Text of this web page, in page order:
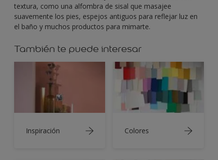
textura, como una alfombra de sisal que masajee
suavemente los pies, espejos antiguos para reflejar luz en
el baño y muchos productos para mimarte.
También te puede interesar
Inspiración Colores